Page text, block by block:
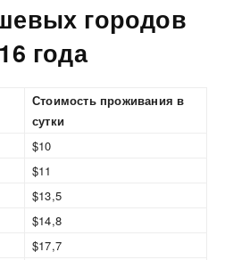
городов
года
Стоимость проживания в
сутки
$10
$11
$13,5
$14,8
$17,7